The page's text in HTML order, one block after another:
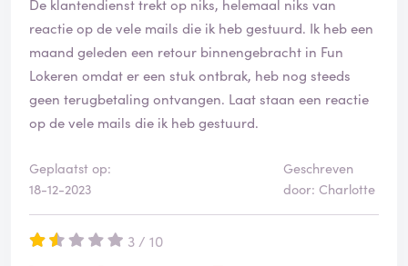
De klantendienst trekt op niks, helemaal niks van
reactie op de vele mails die ik heb gestuurd. Ik heb een
maand geleden een retour binnengebracht in Fun
Lokeren omdat er een stuk ontbrak, heb nog steeds
geen terugbetaling ontvangen. Laat staan een reactie
op de vele mails die ik heb gestuurd.
Geplaatst op:
18-12-2023
Geschreven
door: Charlotte
3 / 10